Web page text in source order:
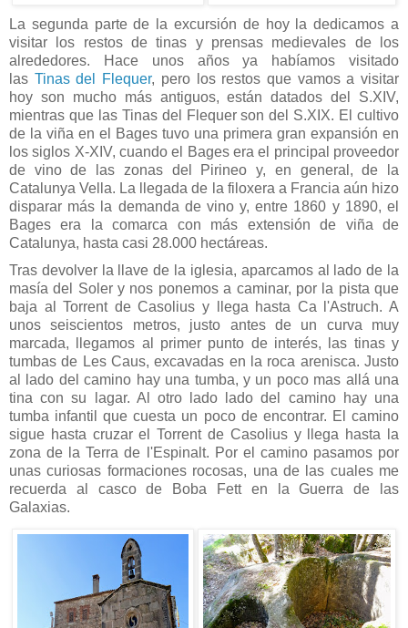
La segunda parte de la excursión de hoy la dedicamos a
visitar los restos de tinas y prensas medievales de los
alrededores. Hace unos años ya habíamos visitado
las Tinas del Flequer, pero los restos que vamos a visitar
hoy son mucho más antiguos, están datados del S.XIV,
mientras que las Tinas del Flequer son del S.XIX. El cultivo
de la viña en el Bages tuvo una primera gran expansión en
los siglos X-XIV, cuando el Bages era el principal proveedor
de vino de las zonas del Pirineo y, en general, de la
Catalunya Vella. La llegada de la filoxera a Francia aún hizo
disparar más la demanda de vino y, entre 1860 y 1890, el
Bages era la comarca con más extensión de viña de
Catalunya, hasta casi 28.000 hectáreas.
Tras devolver la llave de la iglesia, aparcamos al lado de la
masía del Soler y nos ponemos a caminar, por la pista que
baja al Torrent de Casolius y llega hasta Ca l'Astruch. A
unos seiscientos metros, justo antes de un curva muy
marcada, llegamos al primer punto de interés, las tinas y
tumbas de Les Caus, excavadas en la roca arenisca. Justo
al lado del camino hay una tumba, y un poco mas allá una
tina con su lagar. Al otro lado lado del camino hay una
tumba infantil que cuesta un poco de encontrar. El camino
sigue hasta cruzar el Torrent de Casolius y llega hasta la
zona de la Terra de l'Espinalt. Por el camino pasamos por
unas curiosas formaciones rocosas, una de las cuales me
recuerda al casco de Boba Fett en la Guerra de las
Galaxias.